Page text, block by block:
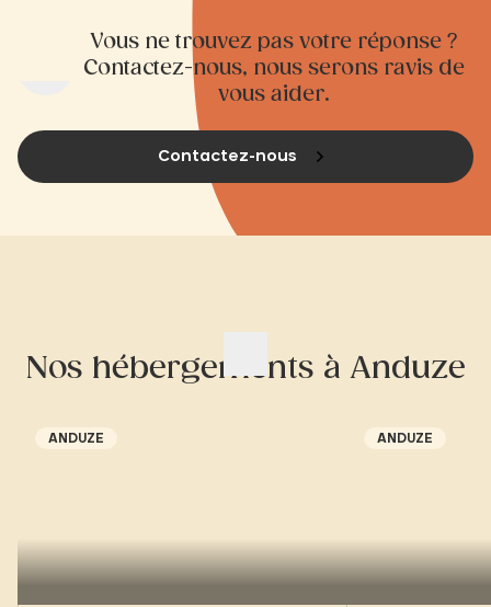
Vous ne trouvez pas votre réponse ?
Contactez-nous, nous serons ravis de
vous aider.
Contactez-nous
Nos hébergements à Anduze
ANDUZE ANDUZE